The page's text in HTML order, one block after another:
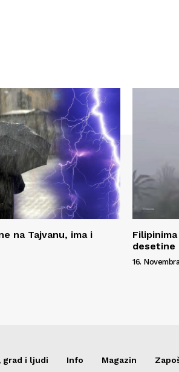
na Tajvanu, ima i
desetine
16.
grad i ljudi Info Magazin